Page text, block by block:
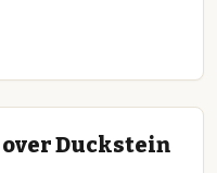
Duckstein